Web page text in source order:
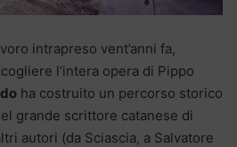
intrapreso vent’anni fa,
l’intera opera di Pippo
ha costruito un percorso storico
grande scrittore catanese di
autori (da Sciascia, a Salvatore